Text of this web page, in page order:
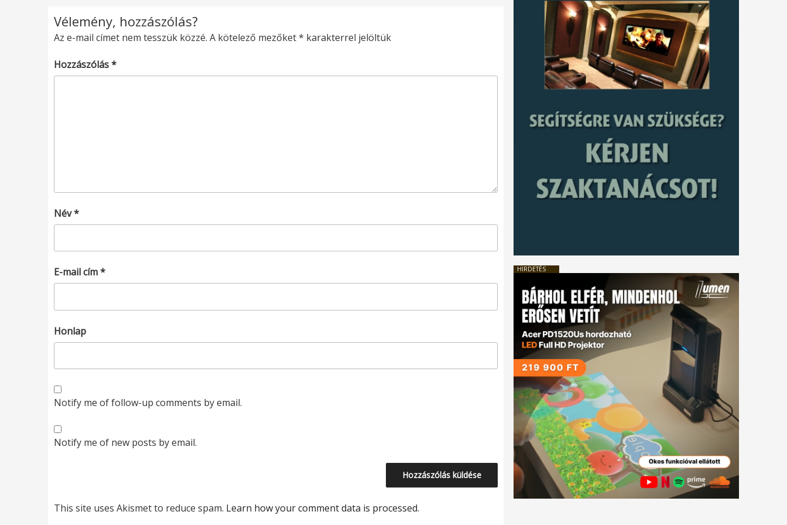
Vélemény, hozzászólás?
Az e-mail címet nem tesszük közzé. A kötelező mezőket* karakterrel jelöltük
Hozzászólás*
Név*
E-mail cím*
Honlap
Notify me of follow-up comments by email.
Notify me of new posts by email.
This site uses Akismet to reduce spam. Learn how your comment data is processed.
HIRDETÉS